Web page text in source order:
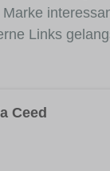
Links
Ceed